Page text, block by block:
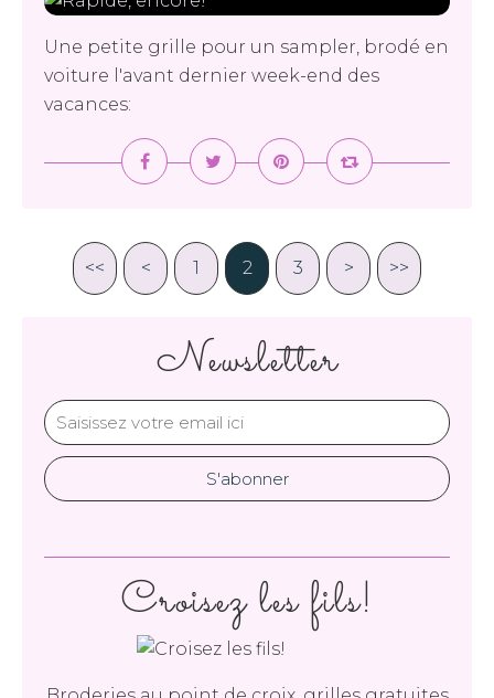
Une petite grille pour un sampler, brodé en
voiture l'avant dernier week-end des
vacances:
<< < 1 2 3 > >>
Newsletter
Croisez les fils!